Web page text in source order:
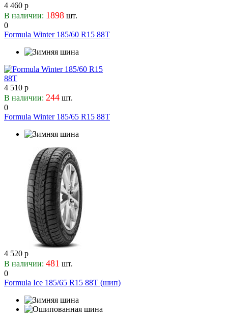
4 460 р
В наличии: 1898 шт.
0
Formula Winter 185/60 R15 88T
4 510 р
В наличии: 244 шт.
0
Formula Winter 185/65 R15 88T
4 520 р
В наличии: 481 шт.
0
Formula Ice 185/65 R15 88T (шип)